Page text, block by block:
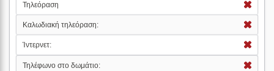
Τηλεόραση
Καλωδιακή τηλεόραση:
Ίντερνετ:
Τηλέφωνο στο δωμάτιο: